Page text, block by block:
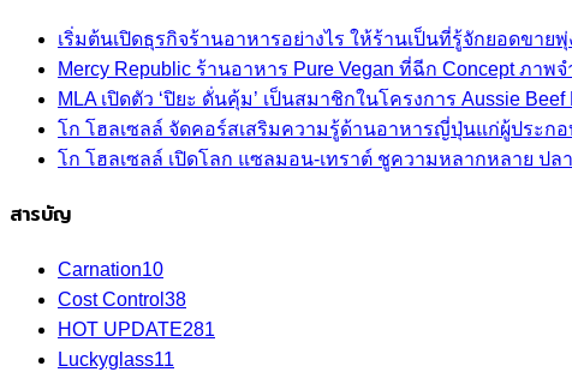
เริ่มต้นเปิดธุรกิจร้านอาหารอย่างไร ให้ร้านเป็นที่รู้จักยอดขายพุ่
Mercy Republic ร้านอาหาร Pure Vegan ที่ฉีก Concept ภาพ
MLA เปิดตัว ‘ปิยะ ดั่นคุ้ม’ เป็นสมาชิกในโครงการ Aussie
โก โฮลเซลล์ จัดคอร์สเสริมความรู้ด้านอาหารญี่ปุ่นแก่ผู้ประก
โก โฮลเซลล์ เปิดโลก แซลมอน-เทราต์ ชูความหลากหลาย ป
สารบัญ
Carnation10
Cost Control 38
HOT UPDATE281
Luckyglass11